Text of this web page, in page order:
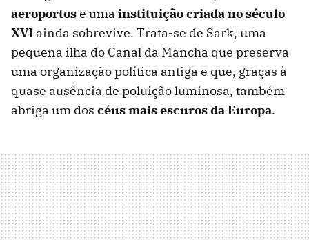
aeroportose uma instituiçãocriada no século
XVI ainda sobrevive. Trata-se de Sark, uma
pequena ilha do Canal da Mancha que preserva
uma organização política antiga e que, graças à
quase ausência de poluição luminosa, também
abriga um dos céus mais escuros daEuropa.